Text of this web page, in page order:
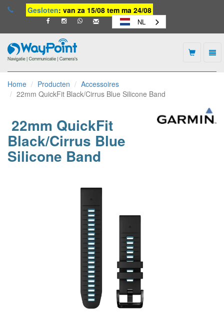
Gesloten: van za 15/08 tem ma 24/08
NL
-
naar
homepage
Home Producten
Accessoires
22mm QuickFit Black/Cirrus Blue Silicone Band
22mm QuickFit
Black/Cirrus Blue
Silicone Band